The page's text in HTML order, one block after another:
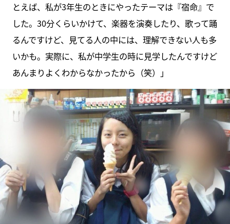
とえば、私が3年生のときにやったテーマは『宿命』で
した。30分くらいかけて、楽器を演奏したり、歌って踊
るんですけど、見てる人の中には、理解できない人も多
いかも。実際に、私が中学生の時に見学したんですけど
あんまりよくわからなかったから（笑）」